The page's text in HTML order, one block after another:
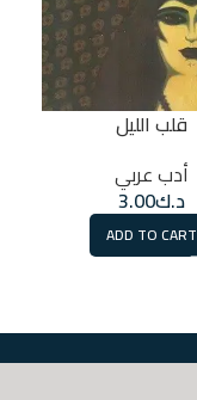
قلب الليل
أدب عربي
د.ك3.00
ADD TO CART